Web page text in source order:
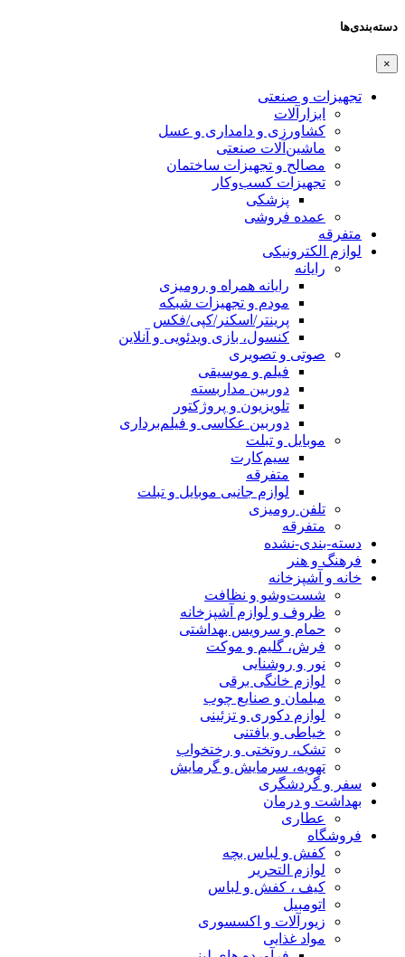
دسته‌بندی‌ها
×
تجهیزات و صنعتی
ابزارآلات
کشاورزی و دامداری و عسل
ماشین‌آلات صنعتی
مصالح و تجهیزات ساختمان
تجهیزات کسب‌وکار
پزشکی
عمده فروشی
متفرقه
لوازم الکترونیکی
رایانه
رایانه همراه و رومیزی
مودم و تجهیزات شبکه
پرینتر/اسکنر/کپی/فکس
کنسول، بازی‌ ویدئویی و آنلاین
صوتی و تصویری
فیلم و موسیقی
دوربین مداربسته
تلویزیون و پروژکتور
دوربین عکاسی و فیلم‌برداری
موبایل و تبلت
سیم‌کارت
متفرقه
لوازم جانبی موبایل و تبلت
تلفن رومیزی
متفرقه
دسته-بندی-نشده
فرهنگ و هنر
خانه و آشپزخانه
شست‌وشو و نظافت
ظروف و لوازم آشپزخانه
حمام و سرویس بهداشتی
فرش، گلیم و موکت
نور و روشنایی
لوازم خانگی برقی
مبلمان و صنایع چوب
لوازم دکوری و تزئینی
خیاطی و بافتنی
تشک، روتختی و رختخواب
تهویه، سرمایش و گرمایش
سفر و گردشگری
بهداشت و درمان
عطاری
فروشگاه
کفش و لباس بچه
لوازم التحریر
کیف ، کفش و لباس
اتومبیل
زیورآلات و اکسسوری
مواد غذایی